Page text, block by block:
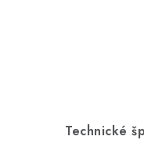
Technické